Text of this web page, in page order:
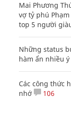
Mai Phương
vợ tỷ phú
top 5 người
Những status
hàm ẩn nhiều
Các công thức
nhớ
106